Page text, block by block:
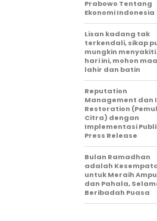
Prabowo Tentang
Ekonomi Indonesia
Lisan kadang tak
terkendali, sikap
mungkin
hari ini, mohon
lahir dan batin
Reputation
Management dan
Restoration
Citra) dengan
Implementasi
Press Release
Bulan Ramadhan
adalah
untuk Meraih
dan Pahala,
Beribadah Puasa